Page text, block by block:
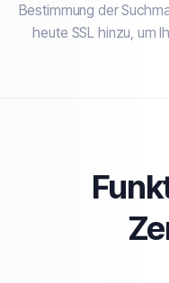
Bestimmung der
heute SSL hinzu, um